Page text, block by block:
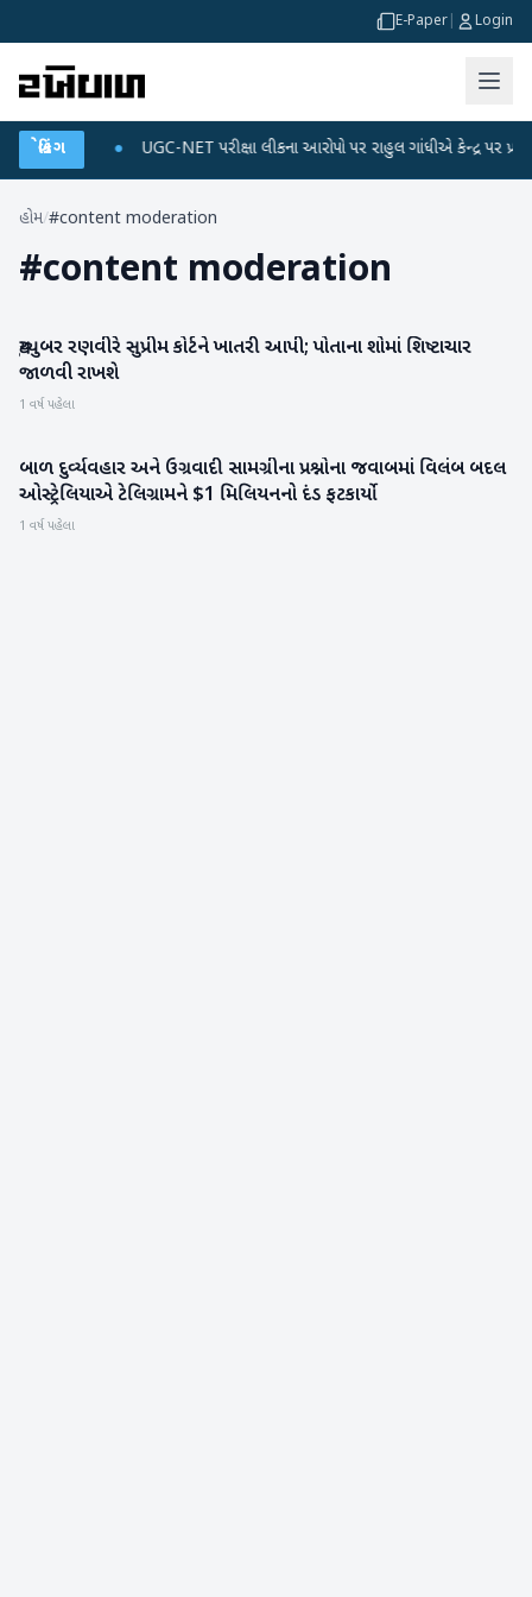
E-Paper Login
બ્રેકિંગ
પ્લાન UGC-NET પરીક્ષા લીકના આરોપો પર રાહુલ ગાંધીએ કેન્દ્ર પર પ્રહાર
હોમ/#content moderation
#content moderation
મનોરંજન
યુટ્યુબર રણવીરે સુપ્રીમ કોર્ટને ખાતરી આપી; પોતાના શોમાં શિષ્ટાચાર
જાળવી રાખશે
1 વર્ષ પહેલા
આંતરરાષ્ટ્રીય
બાળ દુર્વ્યવહાર અને ઉગ્રવાદી સામગ્રીના પ્રશ્નોના જવાબમાં વિલંબ બદલ
ઓસ્ટ્રેલિયાએ ટેલિગ્રામને $1 મિલિયનનો દંડ ફટકાર્યો
1 વર્ષ પહેલા